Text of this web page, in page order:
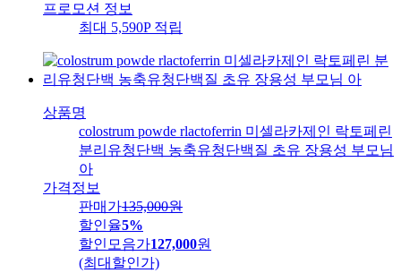
프로모션 정보
최대 5,590P 적립
상품명
colostrum powde rlactoferrin 미셀라카제인 락토페린
분리유청단백 농축유청단백질 초유 장용성 부모님
아
가격정보
판매가135,000원
할인율5%
할인모음가127,000원
(최대할인가)